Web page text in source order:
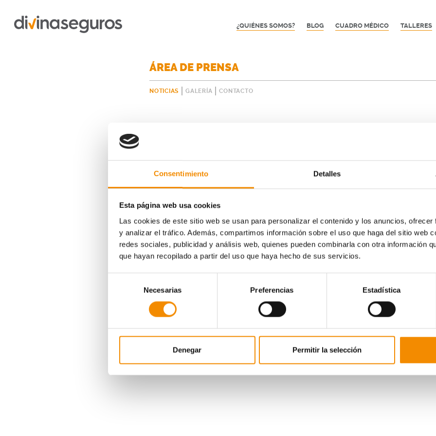
Consentimiento Detalles
Esta página web usa cookies
Las cookies de este sitio web se usan para personalizar el contenido y los anuncios,
y analizar el tráfico. Además, compartimos información sobre el uso que haga del sitio web
redes sociales, publicidad y análisis web, quienes pueden combinarla con otra información
que hayan recopilado a partir del uso que haya hecho de sus servicios.
consentimiento
Necesarias Preferencias Estadística
Denegar Permitir la selección
¿QUIÉNES SOMOS? BLOG CUADRO MÉDICO TALLERES
ÁREA DE PRENSA
NOTICIAS GALERÍA CONTACTO
Aquellas personas (no clientes) que contraten
Los clientes de Divina Seguros que ya tengan
Los clientes de Divina Seguros que ya tengan
En el caso de salud, la promoción se aplica
como Especialistas. Todas las contrataciones
la compañía por fortalecer vínculos con la